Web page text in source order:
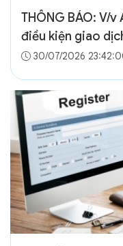
THÔNG BÁO: V/
điều kiện giao
30/07/2026